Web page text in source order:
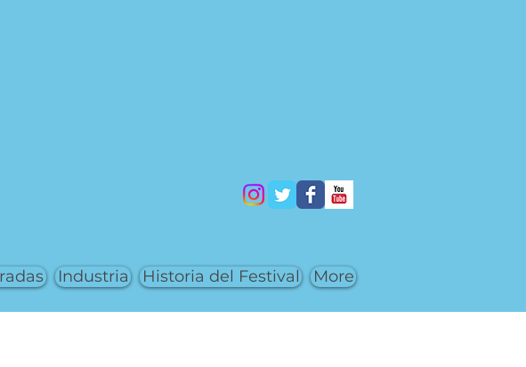
Industria Historia del Festival More